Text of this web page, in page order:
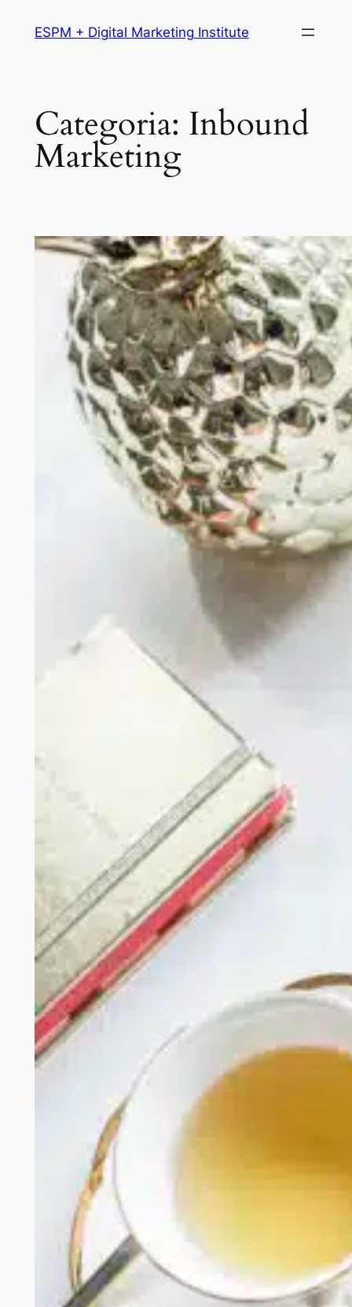
ESPM + Digital Marketing Institute
Categoria: Inbound
Marketing